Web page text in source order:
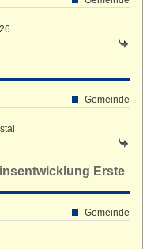
Gemeinde
Erste
Gemeinde